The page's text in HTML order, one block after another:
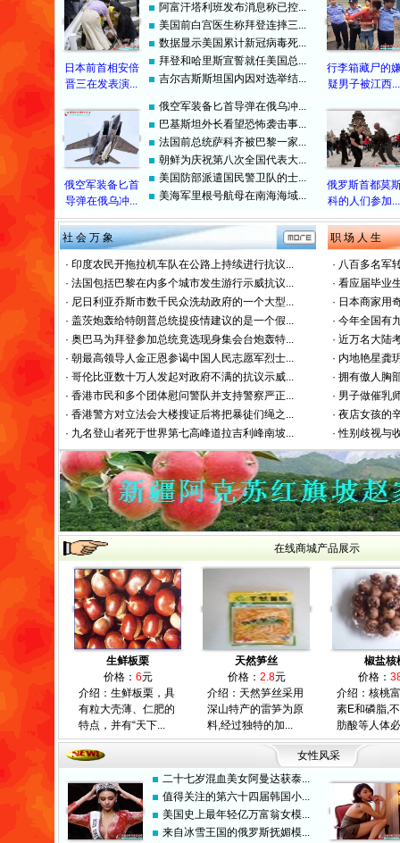
日本前首相安倍
晋三在发表演...
阿富汗塔利班发布消息称已控...
美国前白宫医生称拜登连摔三...
数据显示美国累计新冠病毒死...
拜登和哈里斯宣誓就任美国总...
吉尔吉斯斯坦国内因对选举结...
行李箱藏尸的
疑男子被江西...
俄空军装备匕首
导弹在俄乌冲...
俄空军装备匕首导弹在俄乌冲...
巴基斯坦外长看望恐怖袭击事...
法国前总统萨科齐被巴黎一家...
朝鲜为庆祝第八次全国代表大...
美国防部派遣国民警卫队的士...
美海军里根号航母在南海海域...
俄罗斯首都莫
科的人们参加...
社 会 万 象
· 印度农民开拖拉机车队在公路上持续进行抗议...
· 法国包括巴黎在内多个城市发生游行示威抗议...
· 尼日利亚乔斯市数千民众洗劫政府的一个大型...
· 盖茨炮轰给特朗普总统提疫情建议的是一个假...
· 奥巴马为拜登参加总统竟选现身集会台炮轰特...
· 朝最高领导人金正恩参谒中国人民志愿军烈士...
· 哥伦比亚数十万人发起对政府不满的抗议示威...
· 香港市民和多个团体慰问警队并支持警察严正...
· 香港警方对立法会大楼搜证后将把暴徒们绳之...
· 九名登山者死于世界第七高峰道拉吉利峰南坡...
职 场 人 生
· 八百多名军
· 看应届毕业
· 日本商家用
· 今年全国有
· 近万名大陆
· 内地艳星龚
· 拥有傲人胸
· 男子做催乳
· 夜店女孩的
·性别歧视与
在线商城产品展示
生鲜板栗
价格： 6元
介绍：生鲜板栗，具
有粒大壳薄、仁肥的
特点，并有“天下...
天然笋丝
价格： 2.8元
介绍：天然笋丝采用
深山特产的雷笋为原
料,经过独特的加...
椒盐核
价格：
介绍：核桃
素E和磷脂,
肪酸等人体
女性风采
二十七岁混血美女阿曼达获泰...
值得关注的第六十四届韩国小...
美国史上最年轻亿万富翁女模...
来自冰雪王国的俄罗斯抚媚模...